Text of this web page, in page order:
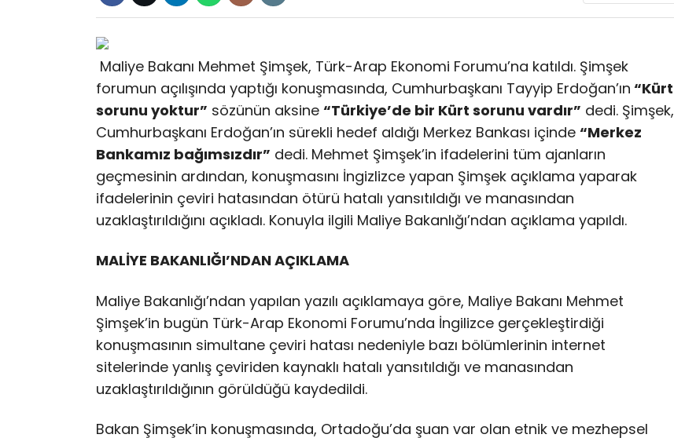
Maliye Bakanı Mehmet Şimşek, Türk-Arap Ekonomi Forumu’na katıldı. Şimşek
forumun açılışında yaptığı konuşmasında, Cumhurbaşkanı Tayyip Erdoğan’ın “Kürt
sorunu yoktur” sözünün aksine “Türkiye’de bir Kürt sorunu vardır” dedi. Şimşek,
Cumhurbaşkanı Erdoğan’ın sürekli hedef aldığı Merkez Bankası içinde “Merkez
Bankamız bağımsızdır” dedi. Mehmet Şimşek’in ifadelerini tüm ajanların
geçmesinin ardından, konuşmasını İngizlizce yapan Şimşek açıklama yaparak
ifadelerinin çeviri hatasından ötürü hatalı yansıtıldığı ve manasından
uzaklaştırıldığını açıkladı. Konuyla ilgili Maliye Bakanlığı’ndan açıklama yapıldı.
MALİYE BAKANLIĞI’NDAN AÇIKLAMA
Maliye Bakanlığı’ndan yapılan yazılı açıklamaya göre, Maliye Bakanı Mehmet
Şimşek’in bugün Türk-Arap Ekonomi Forumu’nda İngilizce gerçekleştirdiği
konuşmasının simultane çeviri hatası nedeniyle bazı bölümlerinin internet
sitelerinde yanlış çeviriden kaynaklı hatalı yansıtıldığı ve manasından
uzaklaştırıldığının görüldüğü kaydedildi.
Bakan Şimşek’in konuşmasında, Ortadoğu’da şuan var olan etnik ve mezhepsel